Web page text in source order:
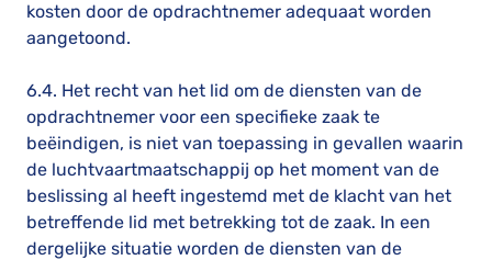
kosten door de opdrachtnemer adequaat worden
aangetoond.
6.4. Het recht van het lid om de diensten van de
opdrachtnemer voor een specifieke zaak te
beëindigen, is niet van toepassing in gevallen waarin
de luchtvaartmaatschappij op het moment van de
beslissing al heeft ingestemd met de klacht van het
betreffende lid met betrekking tot de zaak. In een
dergelijke situatie worden de diensten van de